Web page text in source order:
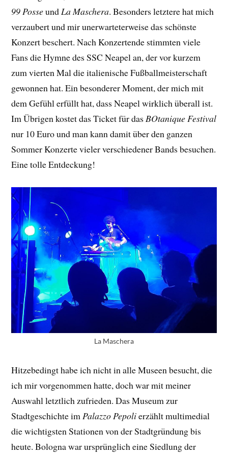
99 PosseundLa Maschera. Besonders letztere hat mich
verzaubert und mir unerwarteterweise das schönste
Konzert beschert. Nach Konzertende stimmten viele
Fans die Hymne des SSC Neapel an, der vor kurzem
zum vierten Mal die italienische Fußballmeisterschaft
gewonnen hat. Ein besonderer Moment, der mich mit
dem Gefühl erfüllt hat, dass Neapel wirklich überall ist.
Im Übrigen kostet das Ticket für dasBOtanique Festival
nur 10 Euro und man kann damit über den ganzen
Sommer Konzerte vieler verschiedener Bands besuchen.
Eine tolle Entdeckung!
La Maschera
Hitzebedingt habe ich nicht in alle Museen besucht, die
ich mir vorgenommen hatte, doch war mit meiner
Auswahl letztlich zufrieden. Das Museum zur
Stadtgeschichte im Palazzo Pepolierzählt multimedial
die wichtigsten Stationen von der Stadtgründung bis
heute. Bologna war ursprünglich eine Siedlung der